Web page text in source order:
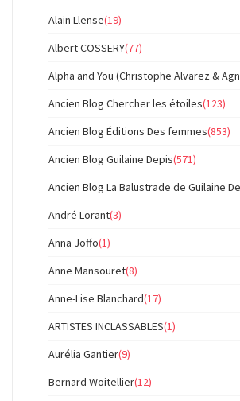
Alain Llense(19)
Albert COSSERY(77)
Alpha and You (Christophe Alvarez &
Ancien Blog Chercher les étoiles(123)
Ancien Blog Éditions Des femmes(853)
Ancien Blog Guilaine Depis(571)
Ancien Blog La Balustrade de Guilaine
André Lorant(3)
Anna Joffo(1)
Anne Mansouret(8)
Anne-Lise Blanchard(17)
ARTISTES INCLASSABLES(1)
Aurélia Gantier(9)
Bernard Woitellier(12)